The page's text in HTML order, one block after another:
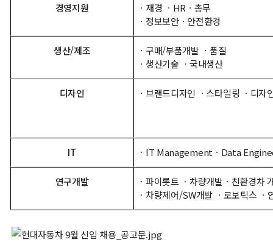
경영지원
ㆍ재경 ㆍHRㆍ총무
ㆍ정보보안ㆍ안전환경
생산/제조
ㆍ구매/부품개발 ㆍ품질
ㆍ생산기술 ㆍ국내생산
디자인 ㆍ브랜드디자인 ㆍ스타일링 ㆍ디자
IT ㆍIT ManagementㆍData
연구개발
ㆍ파이롯트 ㆍ차량개발ㆍ친환경차
ㆍ차량제어/SW개발 ㆍ로보틱스 ㆍ